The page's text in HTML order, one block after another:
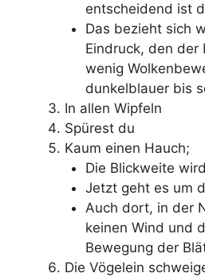
entscheidend ist
Das bezieht sich
Eindruck, den der
wenig
dunkelblauer bis
In allen Wipfeln
Spürest du
Kaum einen Hauch;
Die Blickweite
Jetzt geht es um
Auch dort, in der
keinen Wind und
Bewegung der
Die Vögelein